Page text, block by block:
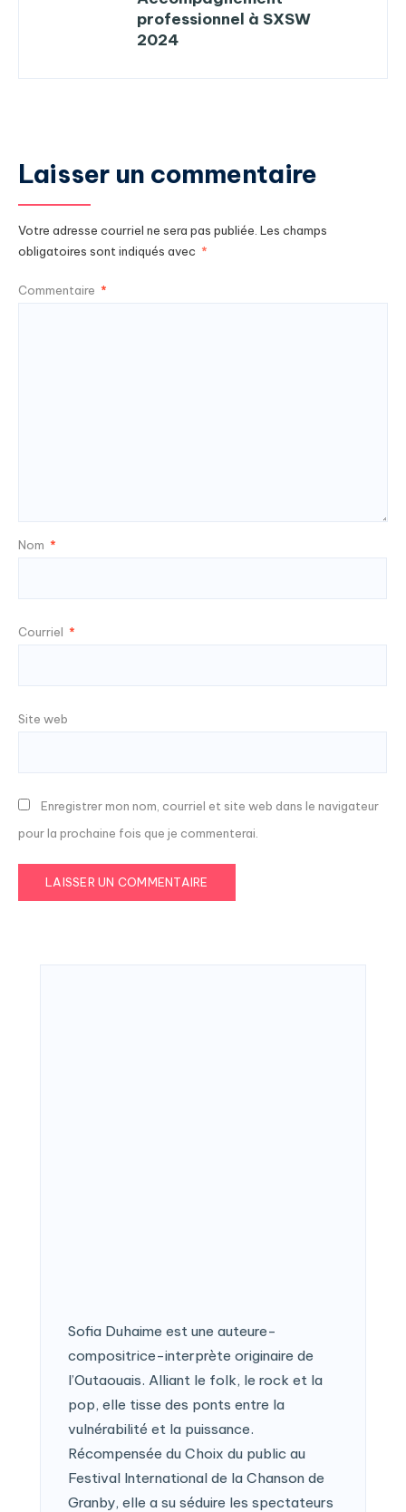
professionnel à SXSW
2024
Laisser un commentaire
Votre adresse courriel ne sera pas publiée. Les champs
obligatoires sont indiqués avec *
Commentaire *
Nom *
Courriel *
Site web
Enregistrer mon nom, courriel et site web dans le navigateur
pour la prochaine fois que je commenterai.
Sofia Duhaime est une auteure-
compositrice-interprète originaire de
l’Outaouais. Alliant le folk, le rock et la
pop, elle tisse des ponts entre la
vulnérabilité et la puissance.
Récompensée du Choix du public au
Festival International de la Chanson de
Granby, elle a su séduire les spectateurs